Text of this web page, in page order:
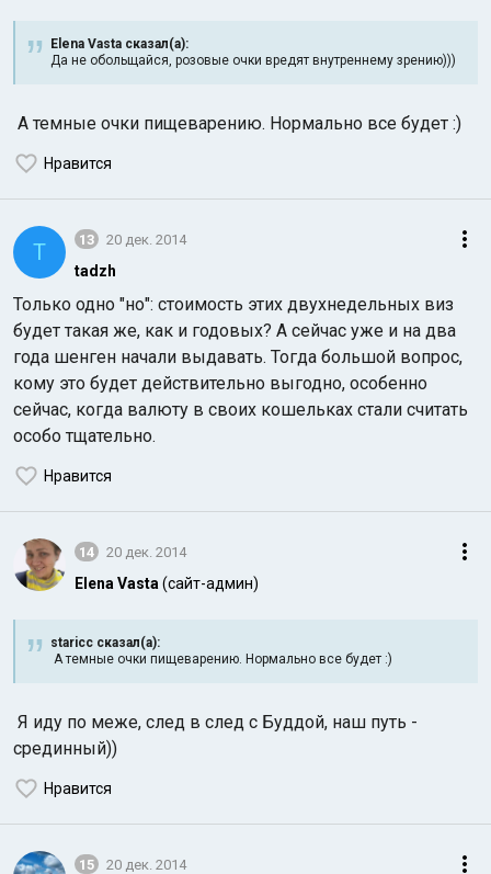
Elena Vasta сказал(а):
Да не обольщайся, розовые очки вредят внутреннему зрению)))
А темные очки пищеварению. Нормально все будет :)
Нравится
T 13 20 дек. 2014
tadzh
Только одно "но": стоимость этих двухнедельных виз
будет такая же, как и годовых? А сейчас уже и на два
года шенген начали выдавать. Тогда большой вопрос,
кому это будет действительно выгодно, особенно
сейчас, когда валюту в своих кошельках стали считать
особо тщательно.
Нравится
14 20 дек. 2014
Elena Vasta (сайт-админ)
staricc сказал(а):
А темные очки пищеварению. Нормально все будет :)
Я иду по меже, след в след с Буддой, наш путь -
срединный))
Нравится
15 20 дек. 2014